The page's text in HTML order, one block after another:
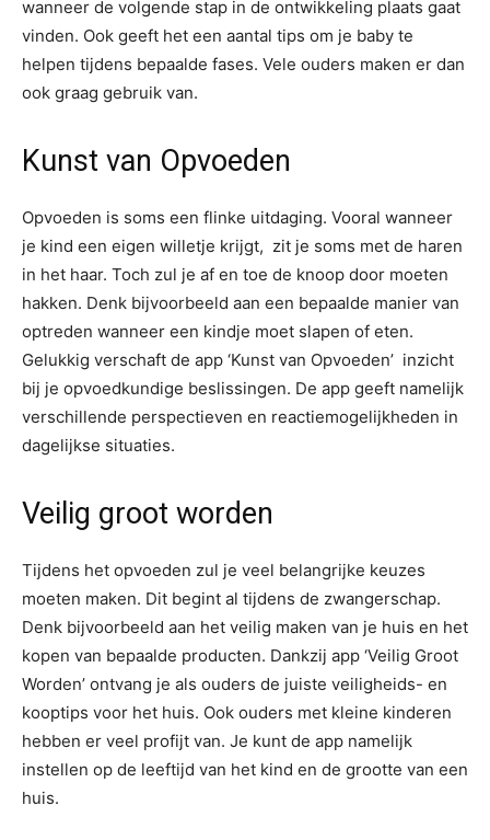
wanneer de volgende stap in de ontwikkeling plaats gaat
vinden. Ook geeft het een aantal tips om je baby te
helpen tijdens bepaalde fases. Vele ouders maken er dan
ook graag gebruik van.
Kunst van Opvoeden
Opvoeden is soms een flinke uitdaging. Vooral wanneer
je kind een eigen willetje krijgt, zit je soms met de haren
in het haar. Toch zul je af en toe de knoop door moeten
hakken. Denk bijvoorbeeld aan een bepaalde manier van
optreden wanneer een kindje moet slapen of eten.
Gelukkig verschaft de app ‘Kunst van Opvoeden’ inzicht
bij je opvoedkundige beslissingen. De app geeft namelijk
verschillende perspectieven en reactiemogelijkheden in
dagelijkse situaties.
Veilig groot worden
Tijdens het opvoeden zul je veel belangrijke keuzes
moeten maken. Dit begint al tijdens de zwangerschap.
Denk bijvoorbeeld aan het veilig maken van je huis en het
kopen van bepaalde producten. Dankzij app ‘Veilig Groot
Worden’ ontvang je als ouders de juiste veiligheids- en
kooptips voor het huis. Ook ouders met kleine kinderen
hebben er veel profijt van. Je kunt de app namelijk
instellen op de leeftijd van het kind en de grootte van een
huis.